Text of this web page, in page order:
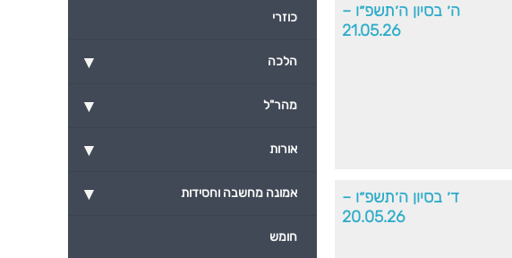
ה׳ בסיון ה׳תשפ״ו –
21.05.26
ד׳ בסיון ה׳תשפ״ו –
20.05.26
כוזרי
▾ הלכה
▾ מהר"ל
▾ אורות
▾ אמונה מחשבה וחסידות
חומש